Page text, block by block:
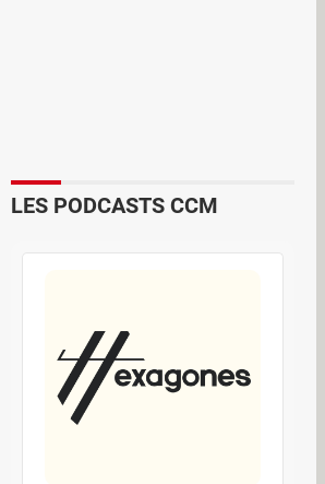
saint, du lundi de Pâques, du
des jours fériés que sont le
effectués à partir du jeudi 17 avril
puisqu'il s'agit d'un système
LES PODCASTS CCM